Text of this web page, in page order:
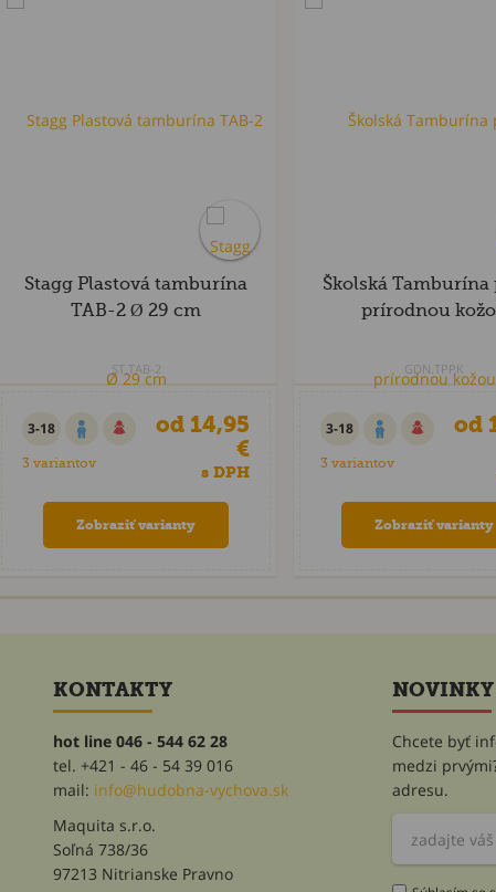
Stagg Plastová tamburína
TAB-2 Ø 29 cm
ST.TAB-2
3-18
3 variantov
od 14,95
€
s DPH
Zobraziť varianty
Školská Tamburína
prírodnou
GDN.TPPK
3-18
3 variantov
od
Zobraziť varianty
KONTAKTY
hot line 046 - 544 62 28
tel. +421 - 46 - 54 39 016
mail: info@hudobna-vychova.sk
Maquita s.r.o.
Soľná 738/36
97213 Nitrianske Pravno
Chcete byť
medzi
adresu.